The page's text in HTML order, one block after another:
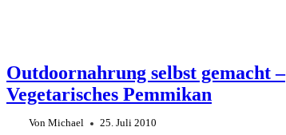
Outdoornahrung selbst gemacht –
Vegetarisches Pemmikan
Von Michael 25. Juli 2010